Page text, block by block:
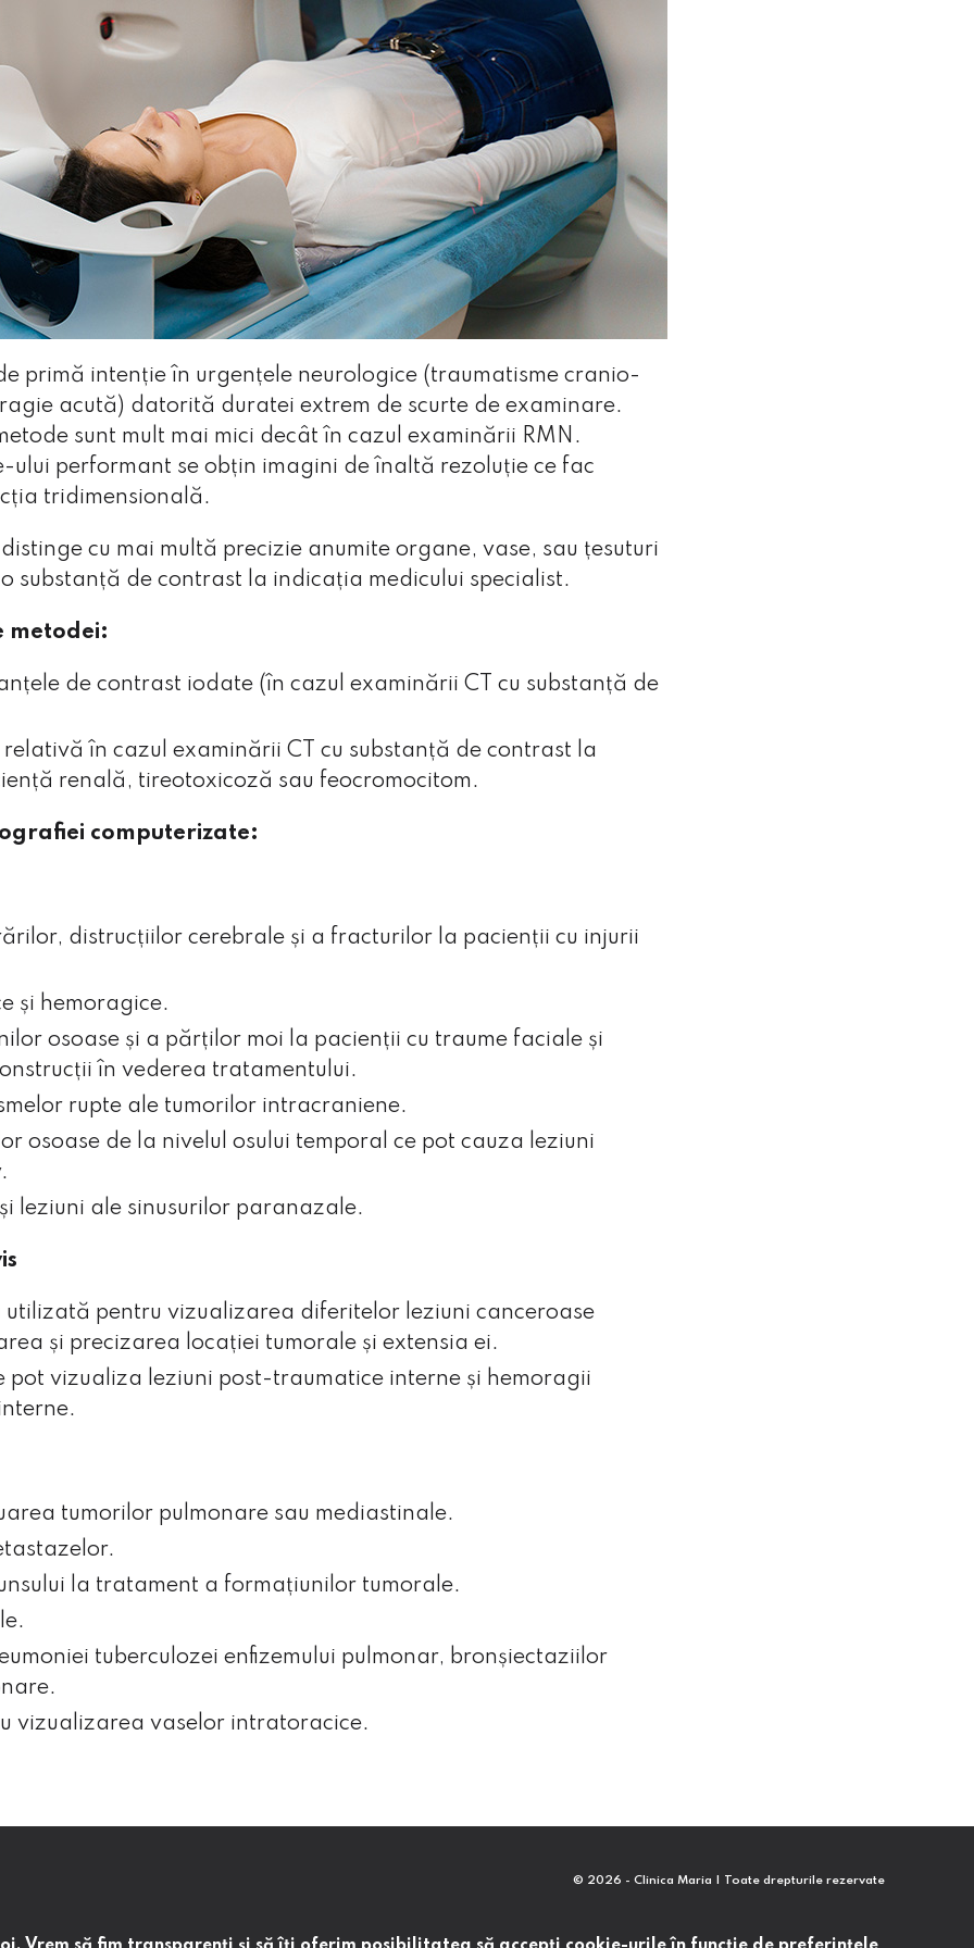
primă intenție în urgențele neurologice (traumatisme cranio-
acută) datorită duratei extrem de scurte de examinare.
sunt mult mai mici decât în cazul examinării RMN.
performant se obțin imagini de înaltă rezoluție ce fac
tridimensională.
cu mai multă precizie anumite organe, vase, sau țesuturi
substanță de contrast la indicația medicului specialist.
metodei:
de contrast iodate (în cazul examinării CT cu substanță de
în cazul examinării CT cu substanță de contrast la
renală, tireotoxicoză sau feocromocitom.
computerizate:
distrucțiilor cerebrale și a fracturilor la pacienții cu injurii
și hemoragice.
osoase și a părților moi la pacienții cu traume faciale și
în vederea tratamentului.
rupte ale tumorilor intracraniene.
osoase de la nivelul osului temporal ce pot cauza leziuni
leziuni ale sinusurilor paranazale.
utilizată pentru vizualizarea diferitelor leziuni canceroase
și precizarea locației tumorale și extensia ei.
pot vizualiza leziuni post-traumatice interne și hemoragii
tumorilor pulmonare sau mediastinale.
la tratament a formațiunilor tumorale.
tuberculozei enfizemului pulmonar, bronșiectaziilor
vizualizarea vaselor intratoracice.
© 2026 - Clinica Maria | Toate drepturile rezervate
modulele cookie de pe acest site
necesare pentru funcţionarea site-ului și nu necesită acordul vizitatorilor site-ului, fiind
cookie necesare
fişierele cookie de mai jos nu doriţi să fie utilizate în ce vă priveşte.
ANALIZĂ
permit să analizăm modul de folosire a paginii web, putând astfel să ne adaptăm
îmbunătățirea permanentă a website-ului nostru.
cookie de analiză
COOKIE